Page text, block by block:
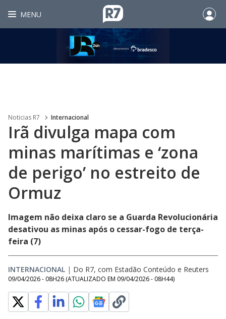
MENU
Noticias R7 Internacional
Irã divulga mapa com
minas marítimas e ‘zona
de perigo’ no estreito de
Ormuz
Imagem não deixa claro se a Guarda Revolucionária
desativou as minas após o cessar-fogo de terça-
feira (7)
INTERNACIONAL | Do R7, com Estadão Conteúdo e Reuters
09/04/2026 - 08H26 (ATUALIZADO EM 09/04/2026 - 08H44)